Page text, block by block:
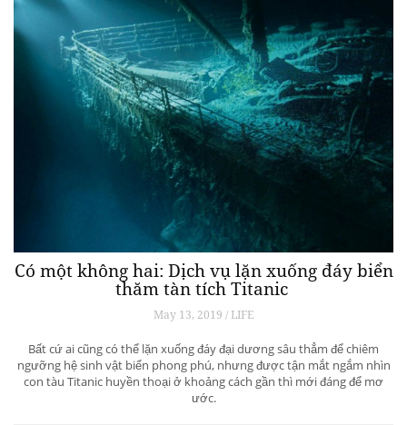
Có một không hai: Dịch vụ lặn xuống đáy biển
thăm tàn tích Titanic
May 13, 2019 / LIFE
Bất cứ ai cũng có thể lặn xuống đáy đại dương sâu thẳm để chiêm
ngưỡng hệ sinh vật biển phong phú, nhưng được tận mắt ngắm nhìn
con tàu Titanic huyền thoại ở khoảng cách gần thì mới đáng để mơ
ước.